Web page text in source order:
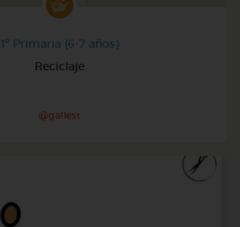
1º Primaria (6-7 años)
Reciclaje
@galiest